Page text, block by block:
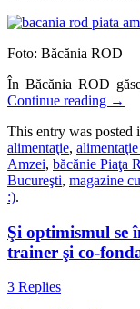
Foto: Băcănia ROD
În Băcănia ROD
Continue reading →
This entry was posted
alimentaţie, alimentaţie
Amzei, băcănie Piaţa
Bucureşti, magazine
:).
Şi optimismul
trainer şi co-
3 Replies